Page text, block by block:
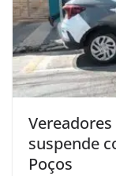
suspende
Poços